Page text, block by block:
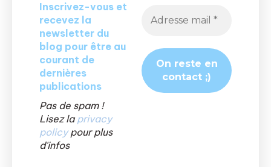
Inscrivez-vous et
recevez la
newsletter du
blog pour être au
courant de
dernières
publications
Pas de spam !
Lisez la privacy
policypour plus
d'infos